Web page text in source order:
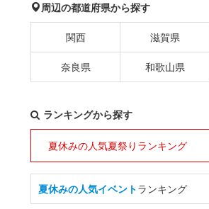
周辺の都道府県から探す
関西 滋賀県
奈良県 和歌山県
ランキングから探す
夏休みの人気夏祭りランキング
夏休みの人気イベントランキング